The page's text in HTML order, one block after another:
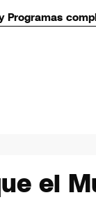
Programas
el